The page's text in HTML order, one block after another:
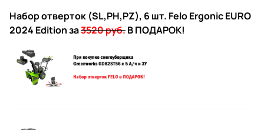
Набор отверток (SL,PH,PZ), 6 шт. Felo Ergonic EURO
2024 Editionза3520 руб.В ПОДАРОК!